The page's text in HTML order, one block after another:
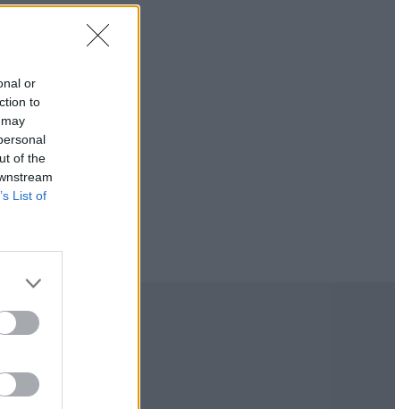
or
to
of the
List of